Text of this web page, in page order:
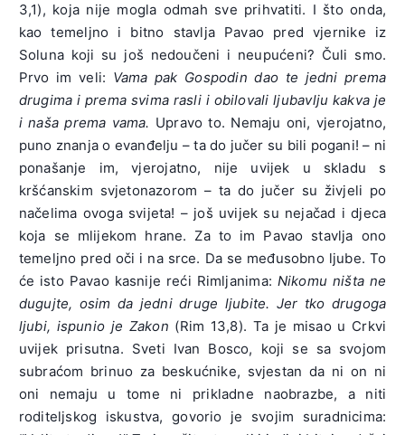
3,1), koja nije mogla odmah sve prihvatiti. I što onda,
kao temeljno i bitno stavlja Pavao pred vjernike iz
Soluna koji su još nedoučeni i neupućeni? Čuli smo.
Prvo im veli: Vama pak Gospodin dao te jedni prema
drugima i prema svima rasli i obilovali ljubavlju kakva je
i naša prema vama. Upravo to. Nemaju oni, vjerojatno,
puno znanja o evanđelju – ta do jučer su bili pogani! – ni
ponašanje im, vjerojatno, nije uvijek u skladu s
kršćanskim svjetonazorom – ta do jučer su živjeli po
načelima ovoga svijeta! – još uvijek su nejačad i djeca
koja se mlijekom hrane. Za to im Pavao stavlja ono
temeljno pred oči i na srce. Da se međusobno ljube. To
će isto Pavao kasnije reći Rimljanima: Nikomu ništa ne
dugujte, osim da jedni druge ljubite. Jer tko drugoga
ljubi, ispunio je Zakon (Rim 13,8). Ta je misao u Crkvi
uvijek prisutna. Sveti Ivan Bosco, koji se sa svojom
subraćom brinuo za beskućnike, svjestan da ni on ni
oni nemaju u tome ni prikladne naobrazbe, a niti
roditeljskog iskustva, govorio je svojim suradnicima: